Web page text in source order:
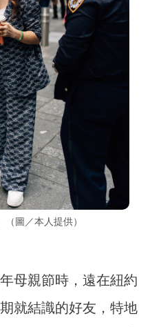
圖／本人提供）
母親節時，遠在紐約
就結識的好友，特地